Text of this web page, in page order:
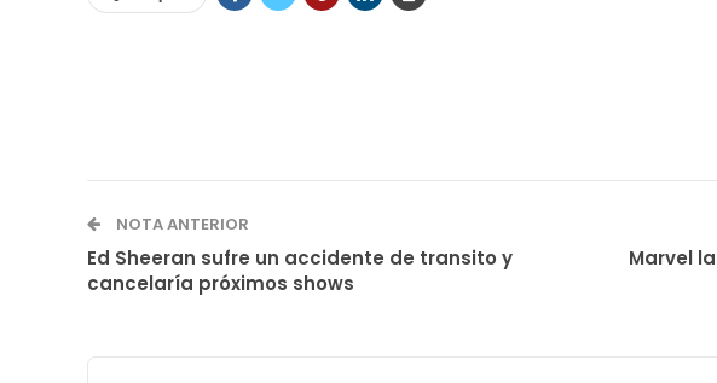
NOTA ANTERIOR
Ed Sheeran sufre un accidente de transito y
cancelaría próximos shows
Marvel